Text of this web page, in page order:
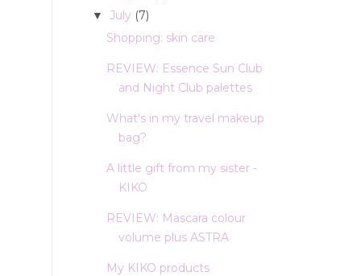
▼ July (7)
Shopping: skin care
REVIEW: Essence Sun Club
and Night Club palettes
What's in my travel makeup
bag?
A little gift from my sister -
KIKO
REVIEW: Mascara colour
volume plus ASTRA
My KIKO products